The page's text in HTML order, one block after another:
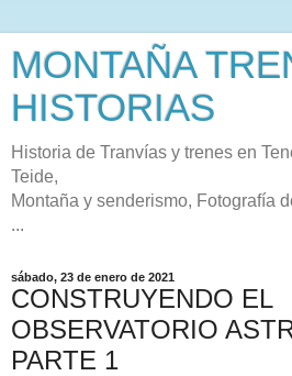
MONTAÑA
HISTORIAS
Historia de Tranvías y trenes en
Teide,
Montaña y senderismo, Fotografía
...
sábado, 23 de enero de 2021
CONSTRUYENDO EL
OBSERVATORIO
PARTE 1